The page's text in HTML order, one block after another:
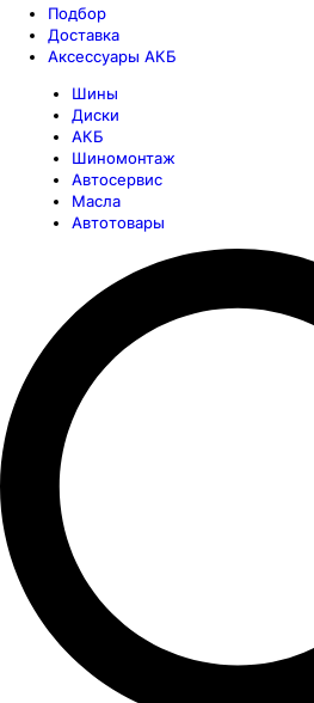
Подбор
Доставка
Аксессуары АКБ
Шины
Диски
АКБ
Шиномонтаж
Автосервис
Масла
Автотовары